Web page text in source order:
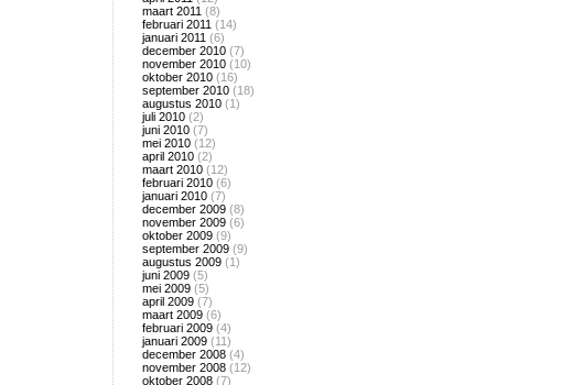
maart 2011 (8)
februari 2011 (14)
januari 2011 (6)
december 2010 (7)
november 2010 (10)
oktober 2010 (16)
september 2010 (18)
augustus 2010 (1)
juli 2010 (2)
juni 2010 (7)
mei 2010 (12)
april 2010 (2)
maart 2010 (12)
februari 2010 (6)
januari 2010 (7)
december 2009 (8)
november 2009 (6)
oktober 2009 (9)
september 2009 (9)
augustus 2009 (1)
juni 2009 (5)
mei 2009 (5)
april 2009 (7)
maart 2009 (6)
februari 2009 (4)
januari 2009 (11)
december 2008 (4)
november 2008 (12)
oktober 2008 (7)